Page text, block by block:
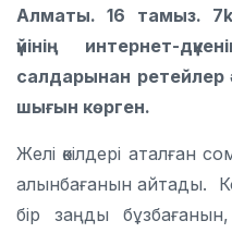
Алматы. 16 тамыз.
үйінің интернет-
салдарынан ретейлер
шығын көрген.
Желі өкілдері аталған
алынбағанын айтады.
бір заңды